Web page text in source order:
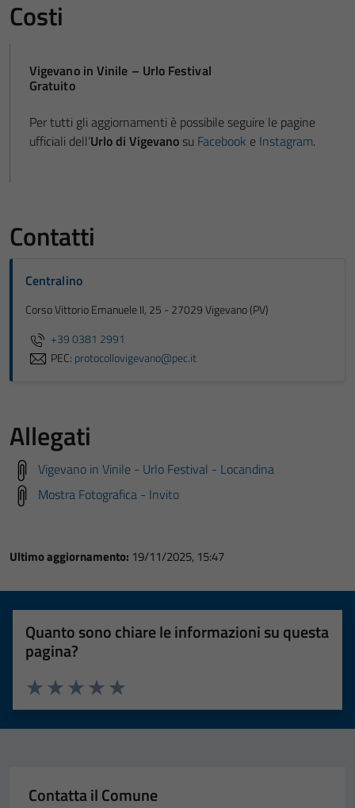
Costi
Vigevano in Vinile – Urlo Festival
Gratuito
Per tutti gli aggiornamenti è possibile seguire le pagine
ufficiali dell’Urlo di Vigevano su Facebook e Instagram.
Contatti
Centralino
Corso Vittorio Emanuele II, 25 - 27029 Vigevano (PV)
+39 0381 2991
PEC: protocollovigevano@pec.it
Allegati
Vigevano in Vinile - Urlo Festival - Locandina
Mostra Fotografica - Invito
Ultimo aggiornamento: 19/11/2025, 15:47
Quanto sono chiare le informazioni su questa
pagina?
Valuta 5 stelle su 5
Valuta 4 stelle su 5
Valuta 3 stelle su 5
Valuta 2 stelle su 5
Valuta 1 stelle su 5
Contatta il Comune